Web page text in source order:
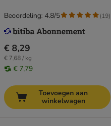
€ 8,29
€ 7,68 / kg
€ 7,79
Beoordeling: 4.8/5 (19)
Toevoegen aan
winkelwagen